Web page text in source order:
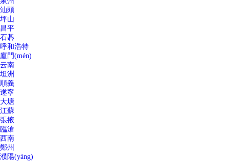
汕頭
坪山
昌平
石碁
呼和浩特
廈門(mén)
云南
坦洲
順義
遂寧
大塘
江蘇
張掖
臨滄
西南
鄭州
濮陽(yáng)